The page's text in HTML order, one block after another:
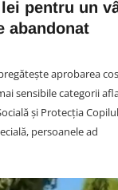
lei pentru un
abandonat
aprobarea
sensibile categorii
și Protecția
persoanele ad